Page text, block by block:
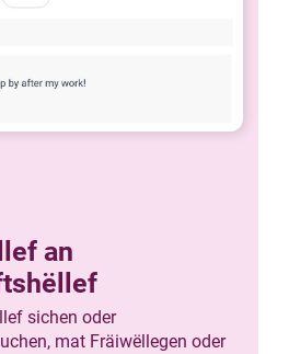
an
sichen oder
mat Fräiwëllegen oder